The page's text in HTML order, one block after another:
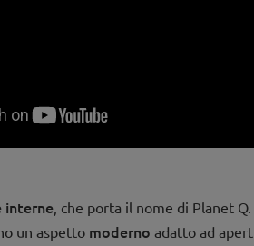
interne , che porta il nome di Planet
un aspetto moderno adatto ad